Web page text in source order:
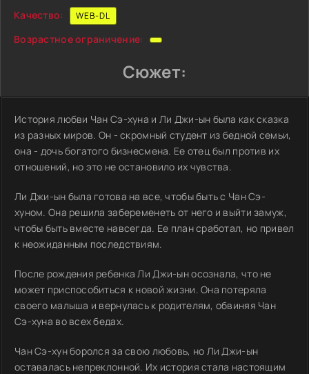
Качество: WEB-DL
Возрастное ограничение:
Сюжет:
История любви Чан Сэ-хуна и Ли Джи-ын была как сказка
из разных миров. Он - скромный студент из бедной семьи,
она - дочь богатого бизнесмена. Ее отец был против их
отношений, но это не остановило их чувства.
Ли Джи-ын была готова на все, чтобы быть с Чан Сэ-
хуном. Она решила забеременеть от него и выйти замуж,
чтобы быть вместе навсегда. Ее план сработал, но привел
к неожиданным последствиям.
После рождения ребенка Ли Джи-ын осознала, что не
может приспособиться к новой жизни. Она потеряла
своего малыша и вернулась к родителям, обвиняя Чан
Сэ-хуна во всех бедах.
Чан Сэ-хун боролся за свою любовь, но Ли Джи-ын
оставалась непреклонной. Их история стала настоящим